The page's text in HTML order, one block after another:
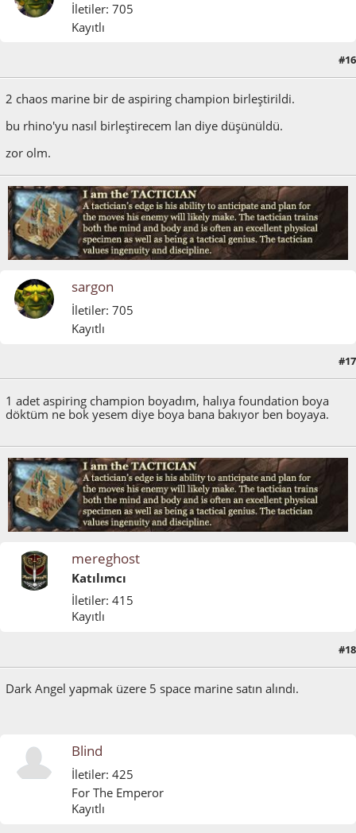
İletiler: 705
Kayıtlı
#16
2 chaos marine bir de aspiring champion birleştirildi.
bu rhino'yu nasıl birleştirecem lan diye düşünüldü.
zor olm.
sargon
İletiler: 705
Kayıtlı
#17
1 adet aspiring champion boyadım, halıya foundation boya
döktüm ne bok yesem diye boya bana bakıyor ben boyaya.
mereghost
Katılımcı
İletiler: 415
Kayıtlı
#18
Dark Angel yapmak üzere 5 space marine satın alındı.
Blind
İletiler: 425
For The Emperor
Kayıtlı